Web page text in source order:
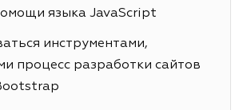
языка JavaScript
инструментами,
процесс разработки сайтов